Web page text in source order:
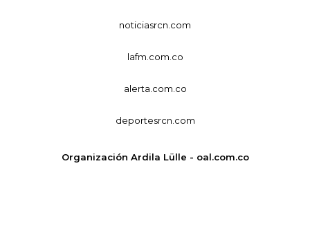
noticiasrcn.com
lafm.com.co
alerta.com.co
deportesrcn.com
Organización Ardila Lülle - oal.com.co